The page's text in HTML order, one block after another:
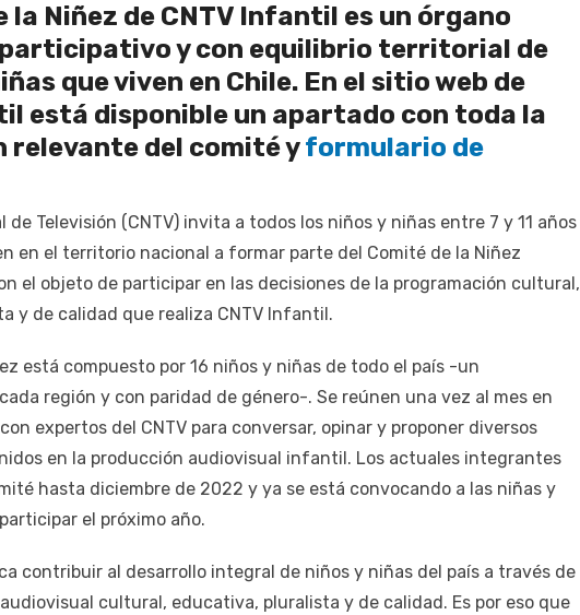
la Niñez de CNTV Infantil es un órgano
y con equilibrio territorial de
que viven en Chile. En el sitio web de
está disponible un apartado con toda la
relevante del comité yformulario de
de Televisión (CNTV) invita a todos los niños y niñas entre 7 y 11 años
en el territorio nacional a formar parte del Comité de la Niñez
el objeto de participar en las decisiones de la programación cultural,
y de calidad que realiza CNTV Infantil.
está compuesto por 16 niños y niñas de todo el país -un
región y con paridad de género-. Se reúnen una vez al mes en
expertos del CNTV para conversar, opinar y proponer diversos
en la producción audiovisual infantil. Los actuales integrantes
hasta diciembre de 2022 y ya se está convocando a las niñas y
el próximo año.
contribuir al desarrollo integral de niños y niñas del país a través de
cultural, educativa, pluralista y de calidad. Es por eso que